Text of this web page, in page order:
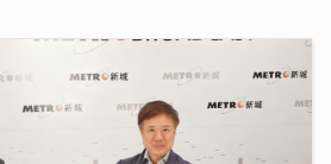
生如何在DSE放榜前穩住陣腳 拆
關鍵